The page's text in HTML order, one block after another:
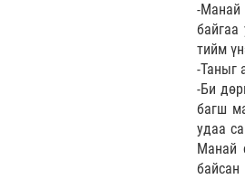
-Манай
байгаа
тийм
-Таныг
-Би
багш
удаа
Манай
байсан